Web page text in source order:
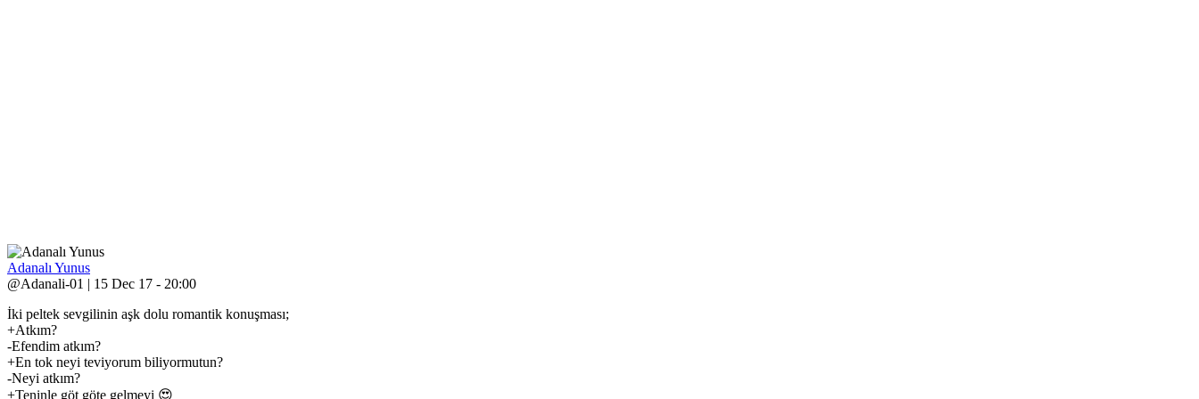
Adanalı Yunus
@Adanali-01 | 15 Dec 17 - 20:00
İki peltek sevgilinin aşk dolu romantik konuşması;
+Atkım?
-Efendim atkım?
+En tok neyi teviyorum biliyormutun?
-Neyi atkım?
+Teninle göt göte gelmeyi 😍